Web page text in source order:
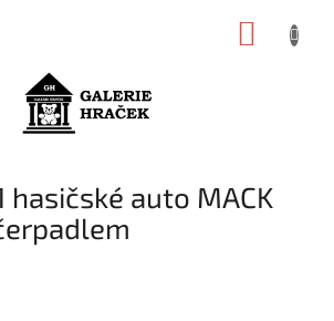
hasičské auto MACK